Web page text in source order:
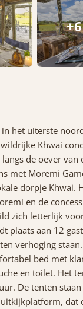
in het uiterste
Khwai
de oever van
met Moremi
dorpje Khwai.
en de
zich letterlijk
plaats aan 12
verhoging
bed met
en toilet. Het
De tenten
dat